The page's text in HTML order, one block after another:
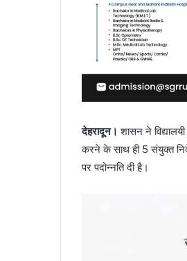
देहरादून। शासन ने
करने के साथ ही 5 संयुक्त
पर पदोन्नति दी है।